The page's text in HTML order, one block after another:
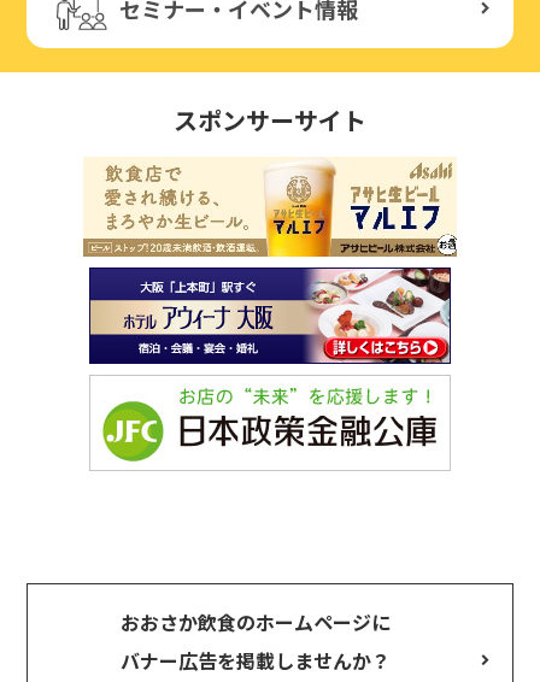
セミナー・イベント情報
スポンサーサイト
おおさか飲食のホームページに
バナー広告を掲載しませんか？